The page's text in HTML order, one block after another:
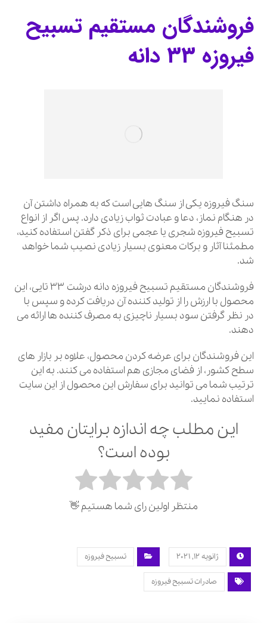
فروشندگان مستقیم تسبیح
فیروزه 33 دانه
سنگ فیروزه یکی از سنگ هایی است که به همراه داشتن آن
در هنگام نماز، دعا و عبادت ثواب زیادی دارد. پس اگر از انواع
تسبیح فیروزه شجری یا عجمی برای ذکر گفتن استفاده کنید،
مطمئنا آثار و برکات معنوی بسیار زیادی نصیب شما خواهد
شد.
فروشندگان مستقیم تسبیح فیروزه دانه درشت 33 تایی، این
محصول با ارزش را از تولید کننده آن دریافت کرده و سپس با
در نظر گرفتن سود بسیار ناچیزی به مصرف کننده ها ارائه می
دهند.
این فروشندگان برای عرضه کردن محصول، علاوه بر بازار های
سطح کشور، از فضای مجازی هم استفاده می کنند. به این
ترتیب شما می توانید برای سفارش این محصول از این سایت
استفاده نمایید.
این مطلب چه اندازه برایتان مفید
بوده است؟
منتظر اولین رای شما هستیم 👋
ژانویه 12, 2021 تسبیح فیروزه
صادرات تسبیح فیروزه